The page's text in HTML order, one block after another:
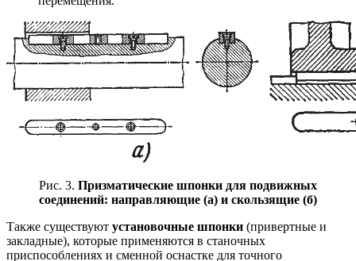
Рис. 3. Призматические шпонки для подвижных
соединений: направляющие (а) и скользящие (б)
Также существуют установочные шпонки (привертные и
закладные), которые применяются в станочных
приспособлениях и сменной оснастке для точного